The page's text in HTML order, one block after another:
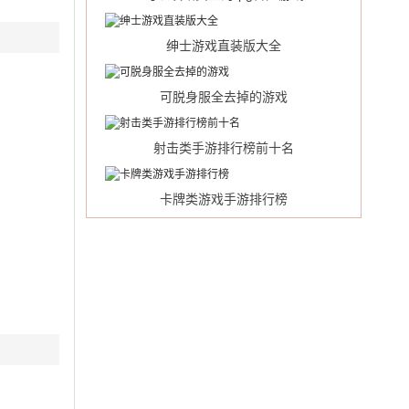
绅士游戏直装版大全
可脱身服全去掉的游戏
射击类手游排行榜前十名
卡牌类游戏手游排行榜